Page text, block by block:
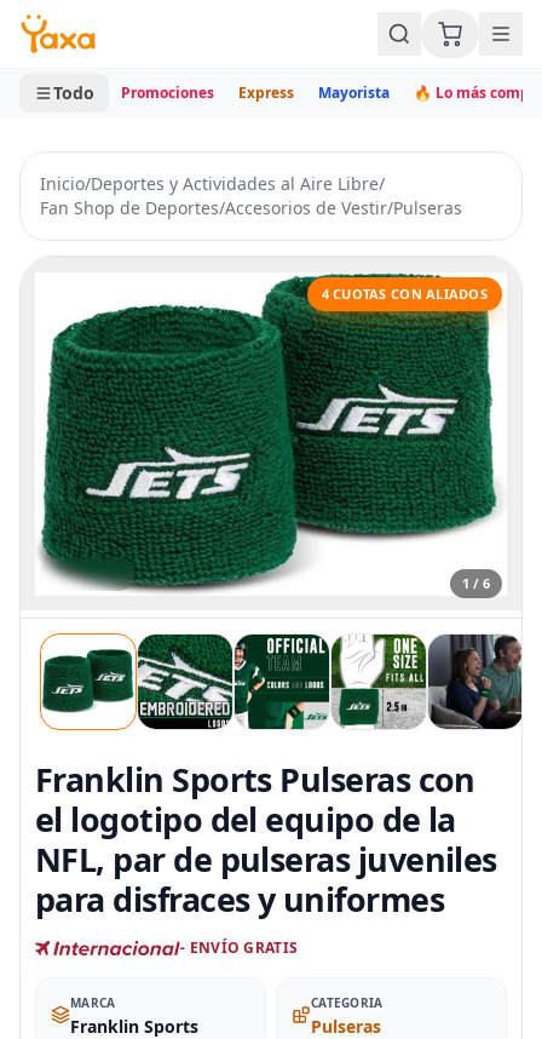
MINI CARRITO
0 productos
Todo Promociones Express Mayorista 🔥 Lo más
Inicio/Deportes y Actividades al Aire Libre/
Fan Shop de Deportes/Accesorios de Vestir/Pulseras
1 / 6
4 CUOTAS CON ALIADOS
Franklin Sports Pulseras con
el logotipo del equipo de la
NFL, par de pulseras juveniles
para disfraces y uniformes
- ENVÍO GRATIS
MARCA
Franklin Sports
CATEGORIA
Pulseras